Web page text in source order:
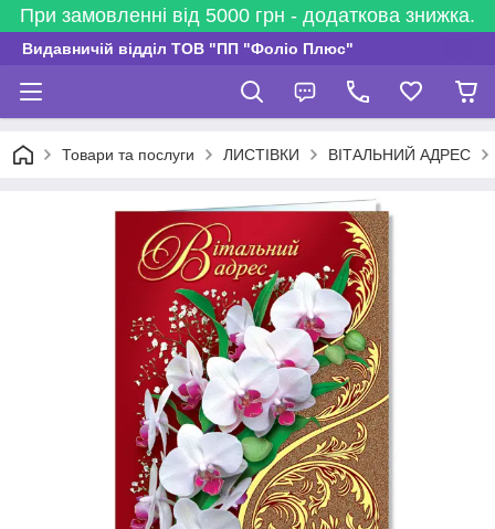
При замовленні від 5000 грн - додаткова знижка.
Видавничій відділ ТОВ "ПП "Фоліо Плюс"
Товари та послуги ЛИСТІВКИ ВІТАЛЬНИЙ АДРЕС